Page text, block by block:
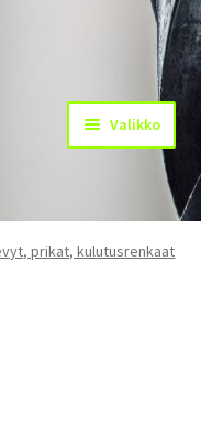
Valikko
prikat, kulutusrenkaat